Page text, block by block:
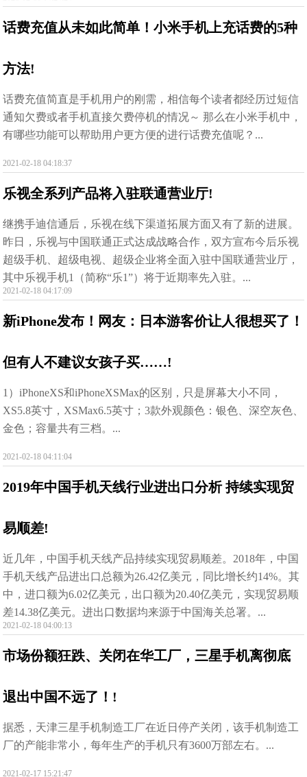
话费充值从未如此简单！小米手机上充话费的5种
方法!
话费充值简直是手机用户的刚需，相信每个读者都经历过短信
通知欠费或者手机直接欠费停机的情况～ 那么在小米手机中，
有哪些功能可以帮助用户更方便的进行话费充值呢？...
2021-02-18 04:18:37
乐视全系列产品将入驻联通营业厅!
继携手迪信通后，乐视在线下渠道拓展方面又有了新的进展。
昨日，乐视与中国联通正式达成战略合作，双方宣布今后乐视
超级手机、超级电视、超级企业将全面入驻中国联通营业厅，
其中乐视手机1（简称“乐1”）将于近期率先入驻。...
2021-02-18 04:17:09
新iPhone发布！网友：日本游客价让人很想买了！
但有人不建议女孩子买……!
1）iPhoneXS和iPhoneXSMax的区别，只是屏幕大小不同，
XS5.8英寸，XSMax6.5英寸；3款外观颜色：银色、深空灰色、
金色；容量共有三档。...
2021-02-18 04:11:04
2019年中国手机天线行业进出口分析 持续实现贸
易顺差!
近几年，中国手机天线产品持续实现贸易顺差。2018年，中国
手机天线产品进出口总额为26.42亿美元，同比增长约14%。其
中，进口额为6.02亿美元，出口额为20.40亿美元，实现贸易顺
差14.38亿美元。进出口数据均来源于中国海关总署。...
2021-02-18 04:00:13
市场份额狂跌、关闭在华工厂，三星手机离彻底
退出中国不远了！!
​据悉，天津三星手机制造工厂在近日停产关闭，该手机制造工
厂的产能非常小，每年生产的手机只有3600万部左右。...
2021-02-17 15:21:47